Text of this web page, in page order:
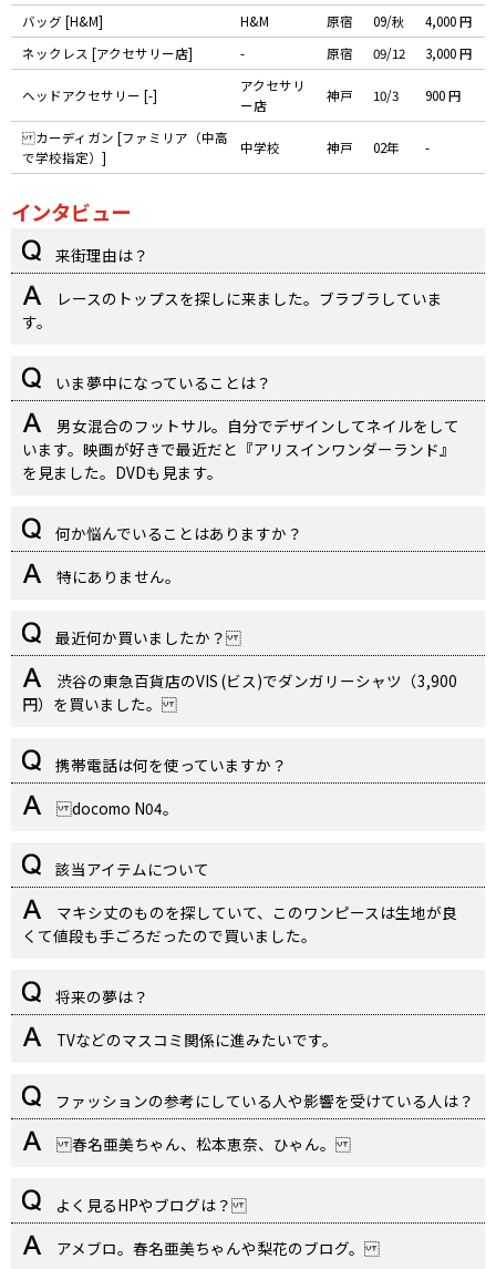
バッグ [H&M]
H&M 原宿 09/秋
4,000 円
ネックレス [アクセサリー店]
- 原宿 09/12 3,000 円
ヘッドアクセサリー [-]
アクセサリ
ー店
神戸 10/3 900 円
カーディガン [ファミリア（中高
で学校指定）]
中学校 神戸 02年 -
インタビュー
来街理由は？
レースのトップスを探しに来ました。ブラブラしていま
す。
いま夢中になっていることは？
男女混合のフットサル。自分でデザインしてネイルをして
います。映画が好きで最近だと『アリスインワンダーランド』
を見ました。DVDも見ます。
何か悩んでいることはありますか？
特にありません。
最近何か買いましたか？
渋谷の東急百貨店のVIS (ビス)でダンガリーシャツ（3,900
円）を買いました。
携帯電話は何を使っていますか？
docomo N04。
該当アイテムについて
マキシ丈のものを探していて、このワンピースは生地が良
くて値段も手ごろだったので買いました。
将来の夢は？
TVなどのマスコミ関係に進みたいです。
ファッションの参考にしている人や影響を受けている人は？
春名亜美ちゃん、松本恵奈、ひゃん。
よく見るHPやブログは？
アメブロ。春名亜美ちゃんや梨花のブログ。